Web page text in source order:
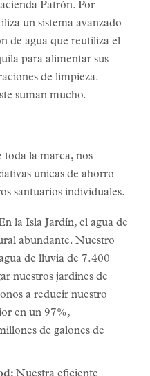
Patrón. Por
un sistema avanzado
de agua que reutiliza el
para alimentar sus
de limpieza.
suman mucho.
toda la marca, nos
únicas de ahorro
santuarios individuales.
la Isla Jardín, el agua de
abundante. Nuestro
de lluvia de 7.400
nuestros jardines de
a reducir nuestro
en un 97%,
de galones de